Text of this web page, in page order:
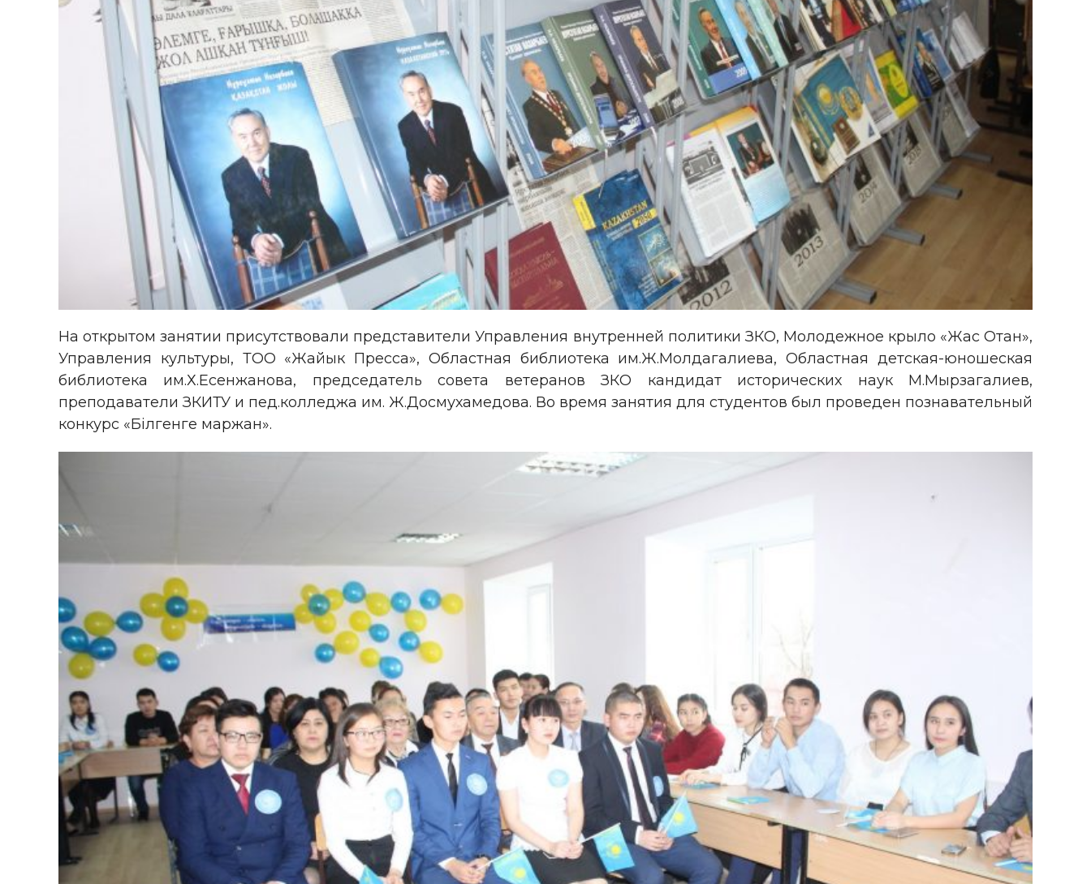
На открытом занятии присутствовали представители Управления внутренней политики ЗКО, Молодежное крыло «Жас Отан»,
Управления культуры, ТОО «Жайык Пресса», Областная библиотека им.Ж.Молдагалиева, Областная детская-юношеская
библиотека им.Х.Есенжанова, председатель совета ветеранов ЗКО кандидат исторических наук М.Мырзагалиев,
преподаватели ЗКИТУ и пед.колледжа им. Ж.Досмухамедова. Во время занятия для студентов был проведен познавательный
конкурс «Білгенге маржан».